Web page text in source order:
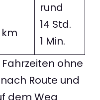
km
rund
14 Std.
1 Min.
ohne
Route und